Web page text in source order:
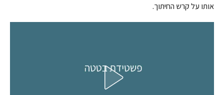
אותו על קרש החיתוך.